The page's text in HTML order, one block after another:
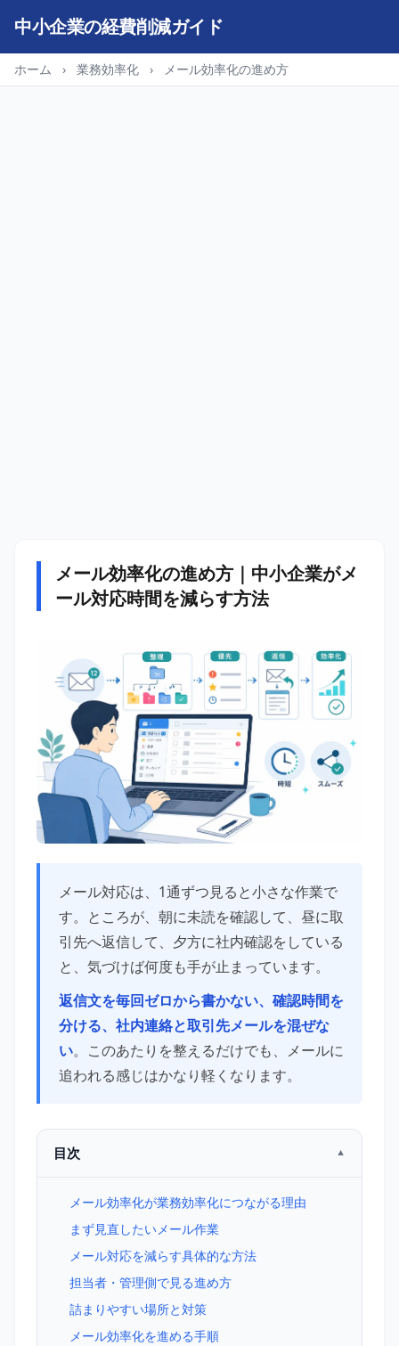
中小企業の経費削減ガイド
ホーム › 業務効率化 › メール効率化の進め方
メール効率化の進め方｜中小企業がメ
ール対応時間を減らす方法
メール対応は、1通ずつ見ると小さな作業で
す。ところが、朝に未読を確認して、昼に取
引先へ返信して、夕方に社内確認をしている
と、気づけば何度も手が止まっています。
返信文を毎回ゼロから書かない、確認時間を
分ける、社内連絡と取引先メールを混ぜな
い。このあたりを整えるだけでも、メールに
追われる感じはかなり軽くなります。
目次
メール効率化が業務効率化につながる理由
まず見直したいメール作業
メール対応を減らす具体的な方法
担当者・管理側で見る進め方
詰まりやすい場所と対策
メール効率化を進める手順